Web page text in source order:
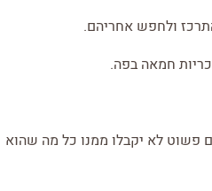
ולחפש אחריהם.
חמאה בפה.
פשוט לא יקבלו ממנו כל מה שהוא